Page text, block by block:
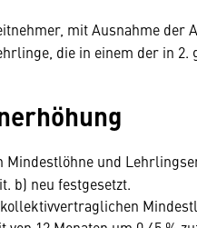
mit Ausnahme der
die in einem der in 2.
und
b) neu festgesetzt.
kollektivvertraglichen